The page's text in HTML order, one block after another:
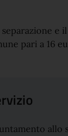
e
pari a 16
allo